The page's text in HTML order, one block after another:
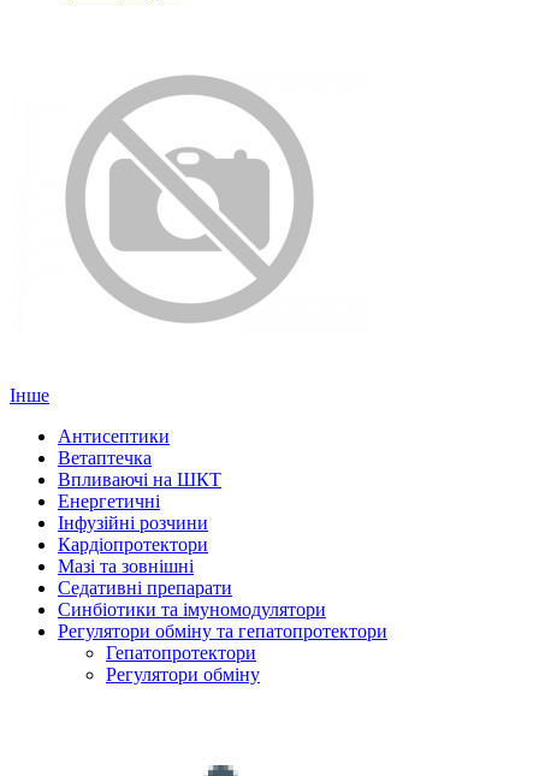
Інше
Антисептики
Ветаптечка
Впливаючі на ШКТ
Енергетичні
Інфузійні розчини
Кардіопротектори
Мазі та зовнішні
Седативні препарати
Синбіотики та імуномодулятори
Регулятори обміну та гепатопротектори
Гепатопротектори
Регулятори обміну